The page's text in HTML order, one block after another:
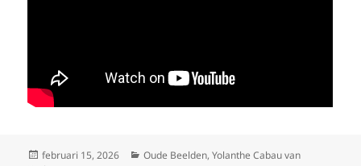
Geplaatst
februari 15, 2026 Categorieën
Oude Beelden,Yolanthe Cabau van